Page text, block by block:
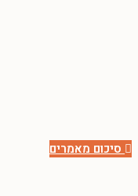
סיכום מאמרים